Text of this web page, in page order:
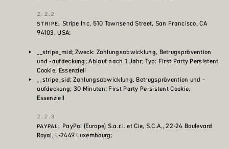
STRIPE; Stripe Inc, 510 Townsend Street, San Francisco, CA
94103, USA;
__stripe_mid; Zweck: Zahlungsabwicklung, Betrugsprävention
und -aufdeckung; Ablauf nach 1 Jahr; Typ: First Party Persistent
Cookie, Essenziell
__stripe_sid; Zahlungsabwicklung, Betrugsprävention und -
aufdeckung; 30 Minuten; First Party Persistent Cookie,
Essenziell
PAYPAL; PayPal (Europe) S.a.r.l. et Cie, S.C.A., 22-24 Boulevard
Royal, L-2449 Luxembourg;